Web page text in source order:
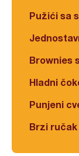
Pužići sa
Brownies
Hladni
Punjeni
Brzi ručak